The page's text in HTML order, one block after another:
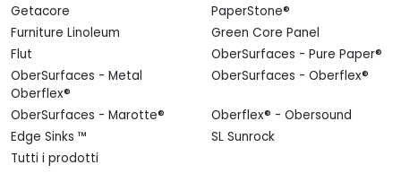
Getacore
PaperStone®
Furniture Linoleum
Green Core Panel
Flut
OberSurfaces - Pure Paper®
OberSurfaces - Metal
Oberflex®
OberSurfaces - Oberflex®
OberSurfaces - Marotte®
Oberflex® - Obersound
Edge Sinks ™
SL Sunrock
Tutti i prodotti